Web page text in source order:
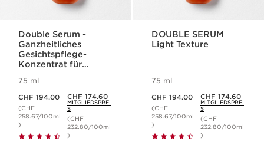
Double Serum -
Ganzheitliches
Gesichtspflege-
Konzentrat für
75 ml
CHF 194.00
(CHF
258.67/100ml
)
Mitgliederpreis CHF 174.60
CHF 174.60
MITGLIEDSPREI
S
(CHF
232.80/100ml
)
DOUBLE SERUM
Light Texture
75 ml
CHF 194.00
(CHF
258.67/100ml
)
Mitgliederpreis CHF 174.60
CHF 174.60
MITGLIEDSPREI
S
(CHF
232.80/100ml
)